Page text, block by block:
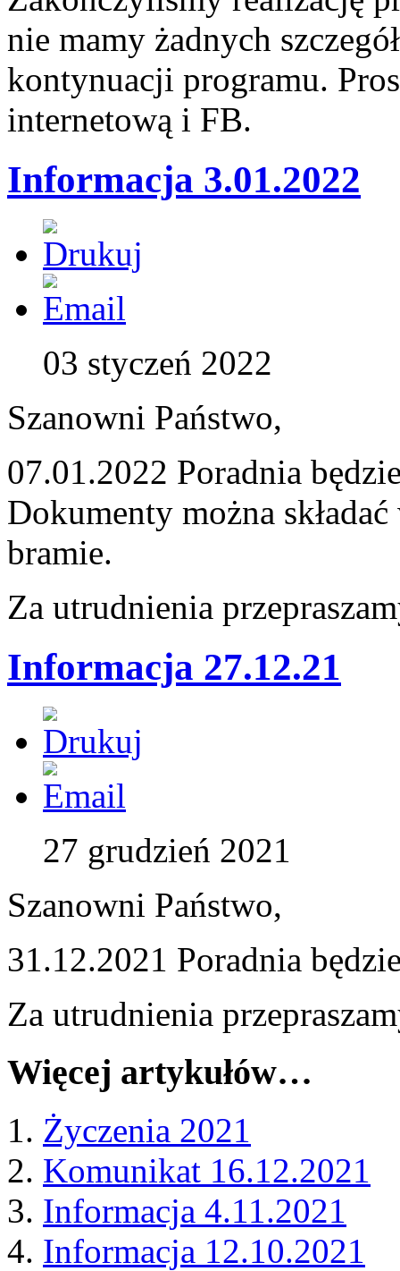
nie mamy żadnych
kontynuacji programu.
internetową i FB.
Informacja 3.01.2022
03 styczeń 2022
Szanowni Państwo,
07.01.2022 Poradnia
Dokumenty można
bramie.
Za utrudnienia
Informacja 27.12.21
27 grudzień 2021
Szanowni Państwo,
31.12.2021 Poradnia
Za utrudnienia
Więcej artykułów…
Życzenia 2021
Komunikat 16.12.2021
Informacja 4.11.2021
Informacja 12.10.2021